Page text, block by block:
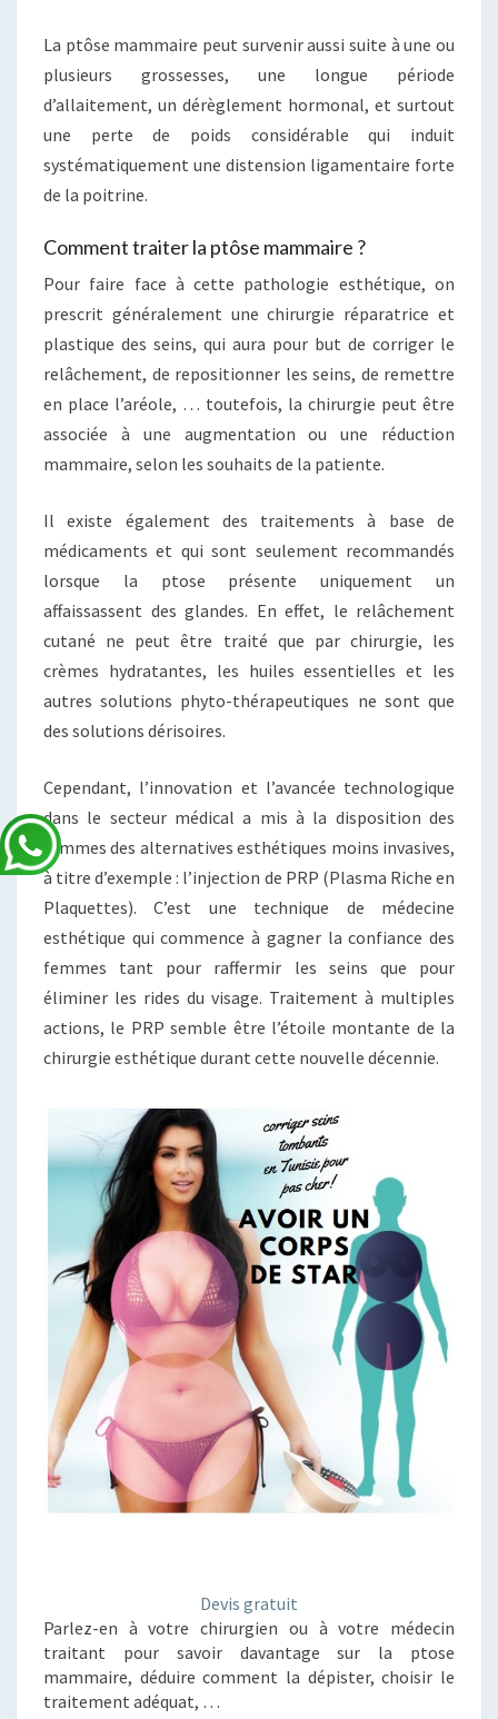
La ptôse mammaire peut survenir aussi suite à une ou
plusieurs grossesses, une longue période
d’allaitement, un dérèglement hormonal, et surtout
une perte de poids considérable qui induit
systématiquement une distension ligamentaire forte
de la poitrine.
Comment traiter la ptôse mammaire ?
Pour faire face à cette pathologie esthétique, on
prescrit généralement une chirurgie réparatrice et
plastique des seins, qui aura pour but de corriger le
relâchement, de repositionner les seins, de remettre
en place l’aréole, … toutefois, la chirurgie peut être
associée à une augmentation ou une réduction
mammaire, selon les souhaits de la patiente.
Il existe également des traitements à base de
médicaments et qui sont seulement recommandés
lorsque la ptose présente uniquement un
affaissassent des glandes. En effet, le relâchement
cutané ne peut être traité que par chirurgie, les
crèmes hydratantes, les huiles essentielles et les
autres solutions phyto-thérapeutiques ne sont que
des solutions dérisoires.
Cependant, l’innovation et l’avancée technologique
dans le secteur médical a mis à la disposition des
femmes des alternatives esthétiques moins invasives,
à titre d’exemple : l’injection de PRP (Plasma Riche en
Plaquettes). C’est une technique de médecine
esthétique qui commence à gagner la confiance des
femmes tant pour raffermir les seins que pour
éliminer les rides du visage. Traitement à multiples
actions, le PRP semble être l’étoile montante de la
chirurgie esthétique durant cette nouvelle décennie.
Devis gratuit
Parlez-en à votre chirurgien ou à votre médecin
traitant pour savoir davantage sur la ptose
mammaire, déduire comment la dépister, choisir le
traitement adéquat, …